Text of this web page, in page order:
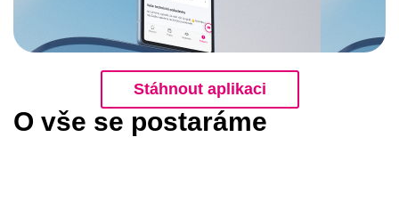
Stáhnout aplikaci
O vše se postaráme